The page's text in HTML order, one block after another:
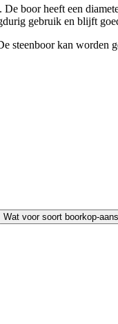
boor heeft een
gebruik en blijft
steenboor kan worden
Wat voor soort boorkop-